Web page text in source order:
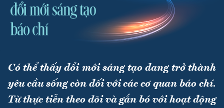
Có thể thấy đổi mới sáng tạo đang trở thành
yêu cầu sống còn đối với các cơ quan báo chí.
Từ thực tiễn theo dõi và gắn bó với hoạt động